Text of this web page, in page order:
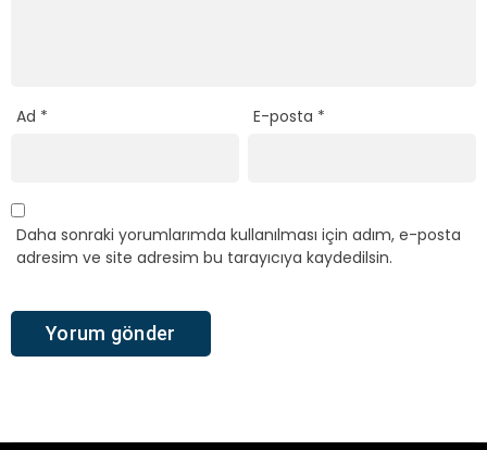
Ad * E-posta *
Daha sonraki yorumlarımda kullanılması için adım, e-posta
adresim ve site adresim bu tarayıcıya kaydedilsin.